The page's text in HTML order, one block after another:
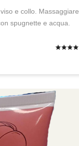
e collo. Massaggiare
spugnette e acqua.